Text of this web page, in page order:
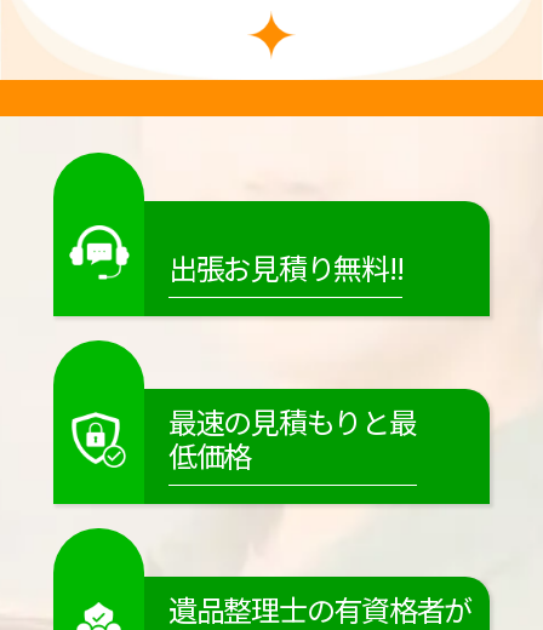
出張お見積り無料!!
最速の見積もりと最
低価格
遺品整理士の有資格者が